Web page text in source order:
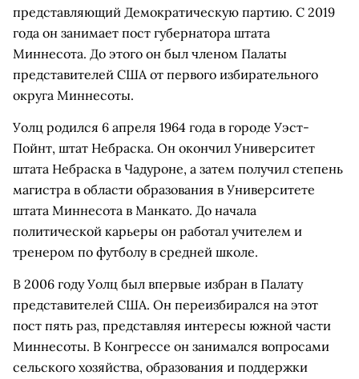
представляющий Демократическую партию. С 2019
года он занимает пост губернатора штата
Миннесота. До этого он был членом Палаты
представителей США от первого избирательного
округа Миннесоты.
Уолц родился 6 апреля 1964 года в городе Уэст-
Пойнт, штат Небраска. Он окончил Университет
штата Небраска в Чадуроне, а затем получил степень
магистра в области образования в Университете
штата Миннесота в Манкато. До начала
политической карьеры он работал учителем и
тренером по футболу в средней школе.
В 2006 году Уолц был впервые избран в Палату
представителей США. Он переизбирался на этот
пост пять раз, представляя интересы южной части
Миннесоты. В Конгрессе он занимался вопросами
сельского хозяйства, образования и поддержки